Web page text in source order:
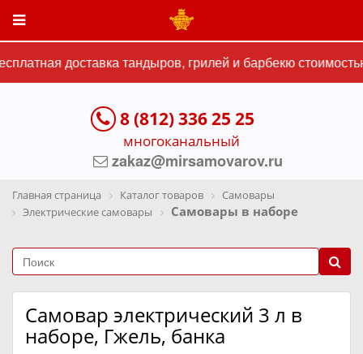
доставка тандыров, грилей и барбекю
8 (812) 336 25 25
многоканальный
zakaz@mirsamovarov.ru
Главная страница Каталог товаров
Самовары
Электрические самовары
Самовары в наборе
Самовар электрический 3 л в
наборе, Гжель, банка